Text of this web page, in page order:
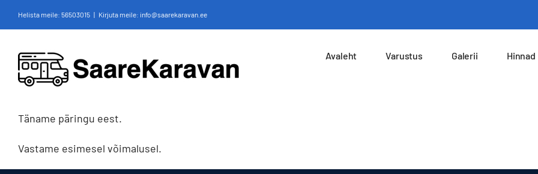
to
Helista meile: 56503015 | Kirjuta meile: info@saarekaravan.ee
Avaleht Varustus Galerii Hinnad
Täname päringu eest.
Vastame esimesel võimalusel.